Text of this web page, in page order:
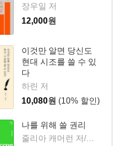
장우일 저
12,000원
이것만 알면 당신도
현대 시조를 쓸 수 있
다
하린 저
10,080원 (10% 할인)
나를 위해 쓸 권리
줄리아 캐머런 저/박성혜 역
|
현대지성